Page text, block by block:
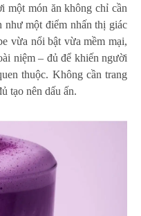
một món ăn không chỉ cần
như một điểm nhấn thị giác
vừa nổi bật vừa mềm mại,
niệm – đủ để khiến người
thuộc. Không cần trang
tạo nên dấu ấn.